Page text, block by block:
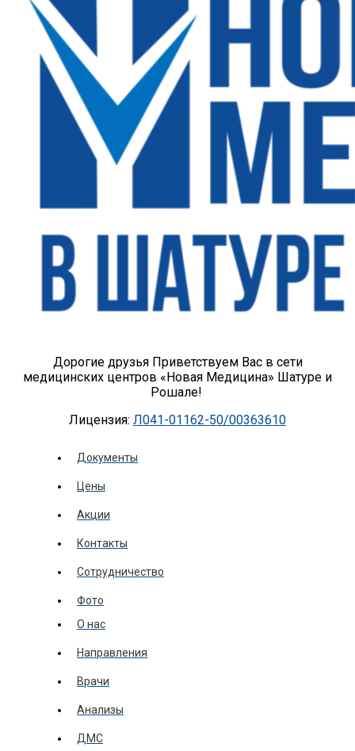
Дорогие друзья Приветствуем Вас в сети
медицинских центров «Новая Медицина» Шатуре и
Рошале!
Лицензия: Л041-01162-50/00363610
Документы
Цены
Акции
Контакты
Сотрудничество
Фото
О нас
Направления
Врачи
Анализы
ДМС